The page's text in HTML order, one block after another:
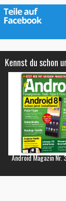
Kennst du schon
Android Magazin Nr.